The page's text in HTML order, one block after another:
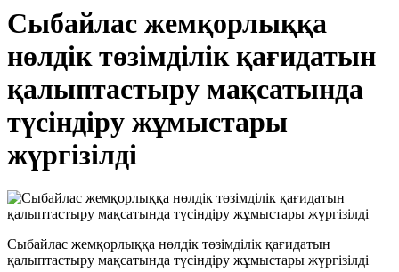
Сыбайлас жемқорлыққа
нөлдік төзімділік қағидатын
қалыптастыру мақсатында
түсіндіру жұмыстары
жүргізілді
Сыбайлас жемқорлыққа нөлдік төзімділік қағидатын
қалыптастыру мақсатында түсіндіру жұмыстары жүргізілді